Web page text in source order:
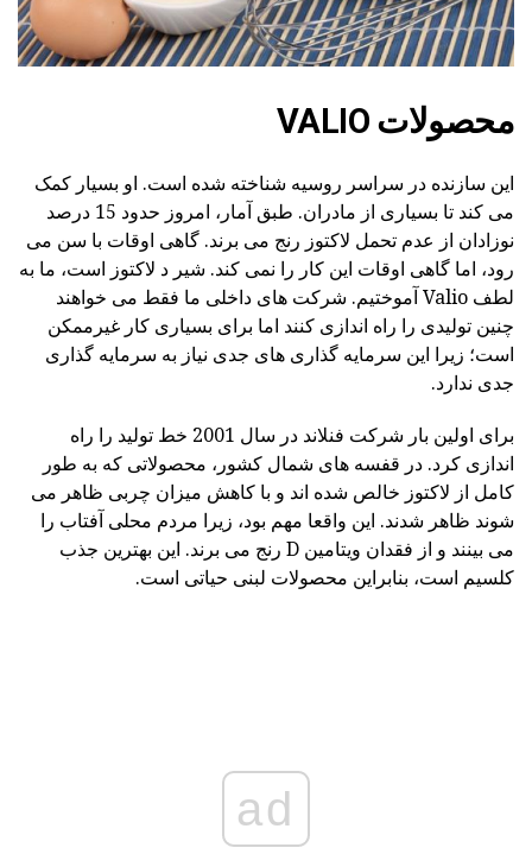
محصولات VALIO
این سازنده در سراسر روسیه شناخته شده است. او بسیار کمک
می کند تا بسیاری از مادران. طبق آمار، امروز حدود 15 درصد
نوزادان از عدم تحمل لاکتوز رنج می برند. گاهی اوقات با سن می
رود، اما گاهی اوقات این کار را نمی کند. شیر د لاکتوز است، ما به
لطف Valio آموختیم. شرکت های داخلی ما فقط می خواهند
چنین تولیدی را راه اندازی کنند اما برای بسیاری کار غیرممکن
است؛ زیرا این سرمایه گذاری های جدی نیاز به سرمایه گذاری
جدی ندارد.
برای اولین بار شرکت فنلاند در سال 2001 خط تولید را راه
اندازی کرد. در قفسه های شمال کشور، محصولاتی که به طور
کامل از لاکتوز خالص شده اند و با کاهش میزان چربی ظاهر می
شوند ظاهر شدند. این واقعا مهم بود، زیرا مردم محلی آفتاب را
می بینند و از فقدان ویتامین D رنج می برند. این بهترین جذب
کلسیم است، بنابراین محصولات لبنی حیاتی است.
ad